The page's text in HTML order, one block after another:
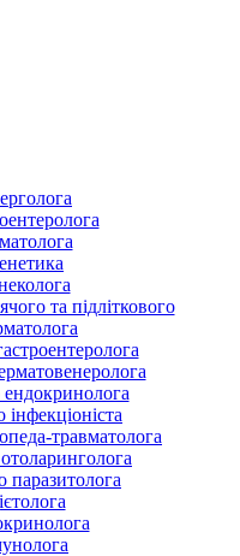
та підліткового
ендокринолога
інфекціоніста
травматолога
паразитолога